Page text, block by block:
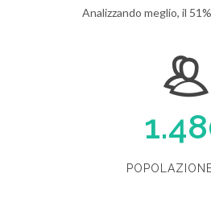
Analizzando meglio, il